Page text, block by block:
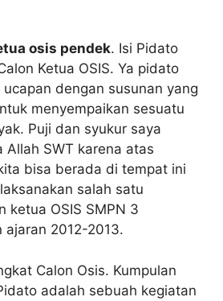
osis pendek. Isi Pidato
Ketua OSIS. Ya pidato
dengan susunan yang
menyempaikan sesuatu
Puji dan syukur saya
Allah SWT karena atas
bisa berada di tempat ini
salah satu
ketua OSIS SMPN 3
ajaran 2012-2013.
Calon Osis. Kumpulan
adalah sebuah kegiatan